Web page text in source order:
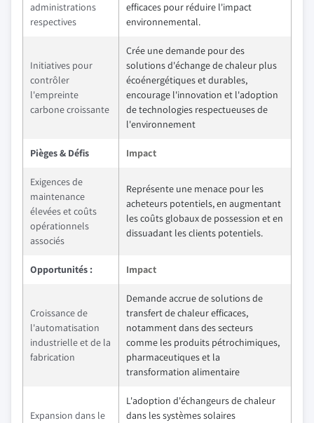
administrations
respectives
efficaces pour réduire l'impact
environnemental.
Initiatives pour
contrôler
l'empreinte
carbone croissante
Crée une demande pour des
solutions d'échange de chaleur plus
écoénergétiques et durables,
encourage l'innovation et l'adoption
de technologies respectueuses de
l'environnement
Pièges & Défis Impact
Exigences de
maintenance
élevées et coûts
opérationnels
associés
Représente une menace pour les
acheteurs potentiels, en augmentant
les coûts globaux de possession et en
dissuadant les clients potentiels.
Opportunités : Impact
Croissance de
l'automatisation
industrielle et de la
fabrication
Demande accrue de solutions de
transfert de chaleur efficaces,
notamment dans des secteurs
comme les produits pétrochimiques,
pharmaceutiques et la
transformation alimentaire
Expansion dans le
L'adoption d'échangeurs de chaleur
dans les systèmes solaires